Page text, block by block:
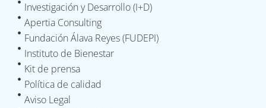
Investigación y Desarrollo (I+D)
Apertia Consulting
Fundación Álava Reyes (FUDEPI)
Instituto de Bienestar
Kit de prensa
Política de calidad
Aviso Legal